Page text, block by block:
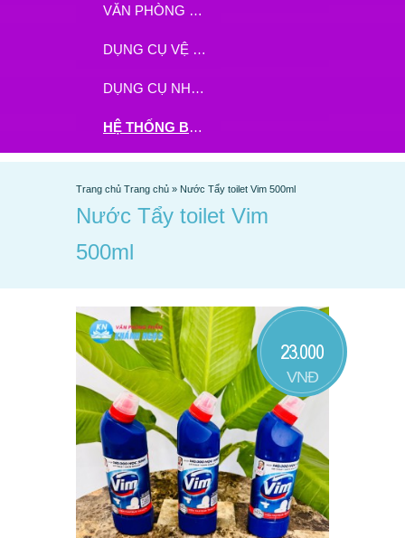
VĂN PHÒNG PHẨM
DỤNG CỤ VỆ SINH
DỤNG CỤ NHÀ BẾP
HỆ THỐNG BHX - TGDĐ ĐẶT HÀNG TẠI ĐÂY
Trang chủ Trang chủ » Nước Tẩy toilet Vim 500ml
Nước Tẩy toilet Vim
500ml
23.000
VNĐ